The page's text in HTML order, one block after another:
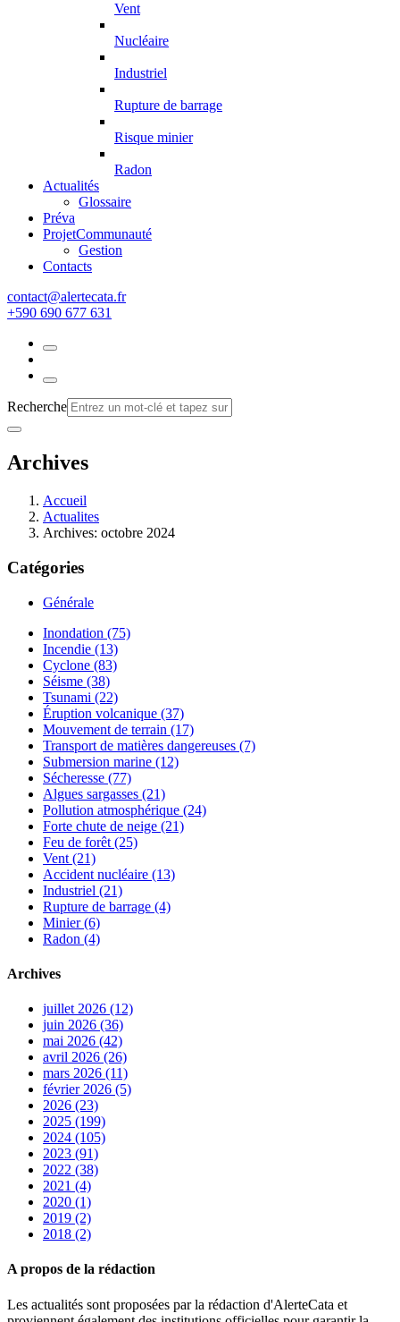
Vent
Nucléaire
Industriel
Rupture de barrage
Risque minier
Radon
Actualités
Glossaire
Préva
ProjetCommunauté
Gestion
Contacts
rf.atacetrela@tcatnoc
+590 690 677 631
Recherche
Archives
Accueil
Actualites
Archives: octobre 2024
Catégories
Générale
Inondation (75)
Incendie (13)
Cyclone (83)
Séisme (38)
Tsunami (22)
Éruption volcanique (37)
Mouvement de terrain (17)
Transport de matières dangereuses (7)
Submersion marine (12)
Sécheresse (77)
Algues sargasses (21)
Pollution atmosphérique (24)
Forte chute de neige (21)
Feu de forêt (25)
Vent (21)
Accident nucléaire (13)
Industriel (21)
Rupture de barrage (4)
Minier (6)
Radon (4)
Archives
juillet 2026 (12)
juin 2026 (36)
mai 2026 (42)
avril 2026 (26)
mars 2026 (11)
février 2026 (5)
2026 (23)
2025 (199)
2024 (105)
2023 (91)
2022 (38)
2021 (4)
2020 (1)
2019 (2)
2018 (2)
A propos de la rédaction
Les actualités sont proposées par la rédaction d'AlerteCata et